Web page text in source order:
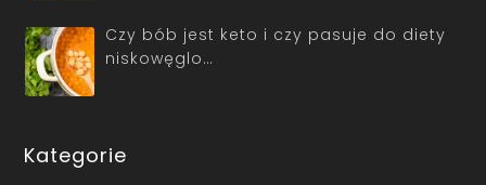
Czy bób jest keto i czy pasuje do diety
niskowęglo…
Kategorie